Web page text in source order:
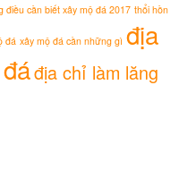
điều cần biết xây mộ đá 2017 thổi hồn
đá xây mộ đá cần những gì địa
địa chỉ làm lăng